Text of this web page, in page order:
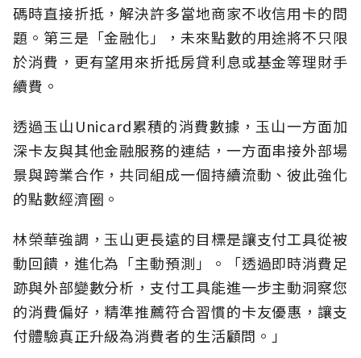
碼時直接折抵，解決許多當地商家不收信用卡的問
題。第三是「金融化」，未來點數的用途將不只限
於消費，更有望用來折抵房貸利息或基金等理財手
續費。
透過玉山Unicard累積的消費數據，玉山一方面加
深卡友與其他金融服務的連結，一方面串接外部場
景與跨業合作，共同組成一個持續流動、彼此強化
的點數經濟圈。
林榮華強調，玉山更長遠的目標是讓支付工具從被
動回饋，進化為「主動預測」。「透過即時消費足
跡與外部變數分析，支付工具能進一步主動洞察您
的消費偏好，精準推薦符合習慣的卡友優惠，讓支
付體驗真正升級為消費者的生活顧問。」